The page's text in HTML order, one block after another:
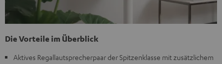
Die Vorteile im Überblick
Aktives Regallautsprecherpaar der Spitzenklasse mit zusätzlichem